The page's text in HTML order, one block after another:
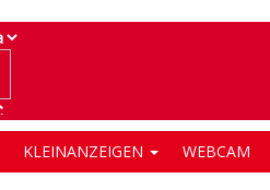
KLEINANZEIGEN WEBCAM